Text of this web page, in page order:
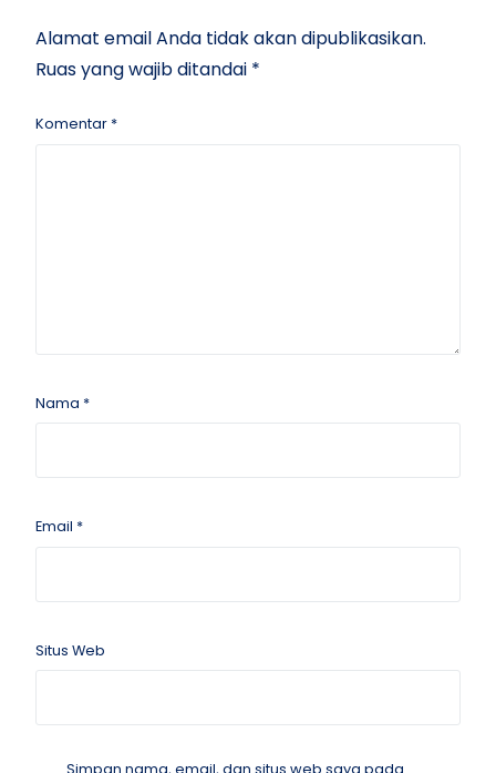
Alamat email Anda tidak akan dipublikasikan.
Ruas yang wajib ditandai *
Komentar *
Nama *
Email *
Situs Web
Simpan nama, email, dan situs web saya pada